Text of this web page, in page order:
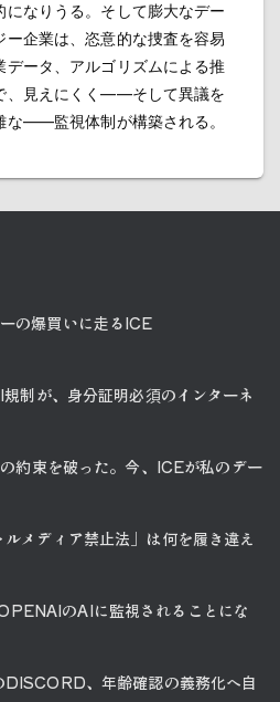
なりうる。そして膨大なデー
ー企業は、恣意的な捜査を容易
データ、アルゴリズムによる推
、見えにくく――そして異議を
な――監視体制が構築される。
の爆買いに走るICE
制が、身分証明必須のインターネ
約束を破った。今、ICEが私のデー
ルメディア禁止法」は何を履き違え
のAIに監視されることにな
DISCORD、年齢確認の義務化へ自